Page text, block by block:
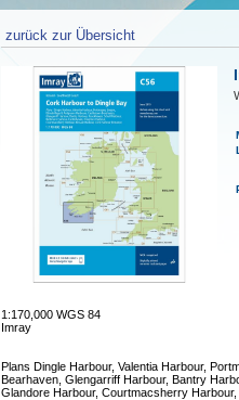
zurück zur Übersicht
1:170,000 WGS 84
Imray
Plans Dingle Harbour, Valentia Harbour,
Bearhaven, Glengarriff Harbour, Bantry
Glandore Harbour, Courtmacsherry